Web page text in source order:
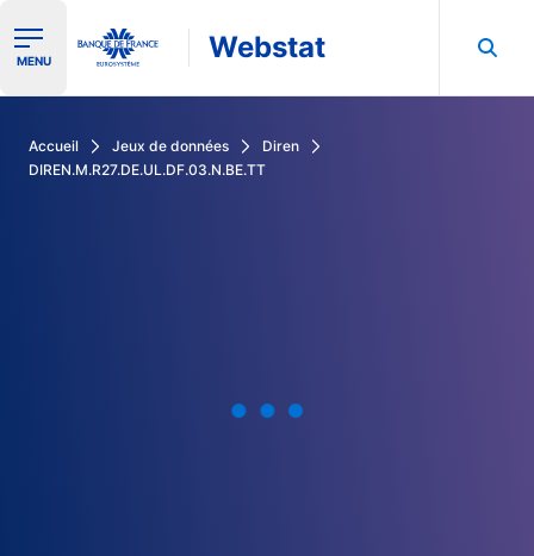
Ouvrir le menu de navigation
MENU Webstat
Accueil Jeux de données
Diren
DIREN.M.R27.DE.UL.DF.03.N.BE.TT